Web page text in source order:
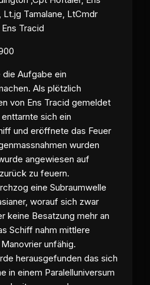
Lt.jg Tamalane, LtCmdr
Tracid
Aufgabe ein
Als plötzlich
von Ens Tracid gemeldet
sich ein
und eröffnete das Feuer
wurden
angewiesen auf
zu feuern.
eine Subraumwelle
worauf sich zwar
keine Besatzung mehr an
Schiff nahm mittlere
unfähig.
herausgefunden das sich
in einem Paralelluniversum